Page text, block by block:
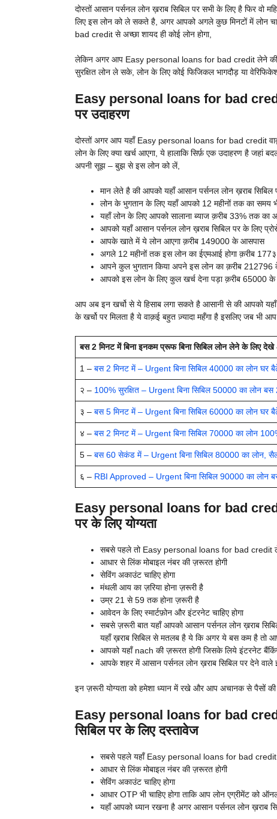
दोस्तों आसान पर्सनल लोन ख़राब सिबिल पर सभी के लिए है फिर
लिए इस लोन को ले सकते है, अगर आपको अगले कुछ मिनटों में लोन
bad credit से अच्छा शायद ही कोई लोन होगा,
लेकिन अगर आप Easy personal loans for bad credit लेने की
सुरक्षित लोन ले सके, लोन के लिए कोई फिजिकल भागदौड़ या
Easy personal loans for bad
पर उदाहरण
दोस्तों अगर आप यहाँ Easy personal loans for bad credit
लोन के लिए क्या खर्च आएगा, ये हालाकि सिर्फ़ एक उदाहरण है जहां
अपनी सूझ – बुझ से इस लोन को लें,
मान लेते है की आपको यहाँ आसान पर्सनल लोन ख़राब
लोन के भुगतान के लिए यहाँ आपको 12 महीनों तक का समय
यहाँ लोन के लिए आपको सालाना ब्याज क़रीब 33% तक का
आपको यहाँ आसान पर्सनल लोन ख़राब सिबिल पर के लिए
आपके खाते में ये लोन आएगा क़रीब 149000 के आसपास
अगले 12 महीनों तक इस लोन का ईएमआई होगा क़रीब
आपने कुल भुगतान किया अपने इस लोन का क़रीब 212796
आपको इस लोन के लिए कुल खर्च देना पड़ा क़रीब 65000
आप अब इन खर्चो से ये हिसाब लगा सकते है आसानी से की आपको
के खर्चो पर मिलता है ये वाक़ई बहुत ज़्यादा महँगा है इसलिए जब भी
बस 2 मिनट में बिना इनकम प्रूफ बिना सिबिल लोन लेने के लिए देखे
1 – बस 2 मिनट में – Urgent बिना सिबिल 40000 का लोन घर
२ – 100% सुरक्षित – Urgent बिना सिबिल 50000 का लोन
३ – बस 5 मिनट में – Urgent बिना सिबिल 60000 का लोन घर
४ – बस 2 मिनट में – Urgent बिना सिबिल 70000 का लोन
5 – बस 60 सेकंड में – Urgent बिना सिबिल 80000 का लोन,
६ – RBI Approved – Urgent बिना सिबिल 90000 का लोन
Easy personal loans for bad
पर के लिए योग्यता
सबसे पहले तो Easy personal loans for bad credit लेने
आधार से लिंक मोबाइल नंबर की ज़रूरत होगी
सेविंग अकाउंट चाहिए होगा
मंथली आय का ज़रिया होना ज़रूरी है
उम्र 21 से 59 तक होना ज़रूरी है
आवेदन के लिए स्मार्टफ़ोन और इंटरनेट चाहिए होगा
सबसे ज़रूरी बात यहाँ आपको आसान पर्सनल लोन ख़राब
यहाँ ख़राब सिबिल से मतलब है ये कि अगर ये बस कम है तो
आपको यहाँ nach की ज़रूरत होगी जिसके लिये इंटरनेट बैंकिंग
आपके शहर में आसान पर्सनल लोन ख़राब सिबिल पर देने वाले
इन ज़रूरी योग्यता को हमेशा ध्यान में रखे और आप अचानक से पैसों
Easy personal loans for bad
सिबिल पर के लिए दस्तावेज
सबसे पहले यहाँ Easy personal loans for bad credit
आधार से लिंक मोबाइल नंबर की ज़रूरत होगी
सेविंग अकाउंट चाहिए होगा
आधार OTP भी चाहिए होगा ताकि आप लोन एग्रीमेंट को
यहाँ आपको ध्यान रखना है अगर आसान पर्सनल लोन ख़राब